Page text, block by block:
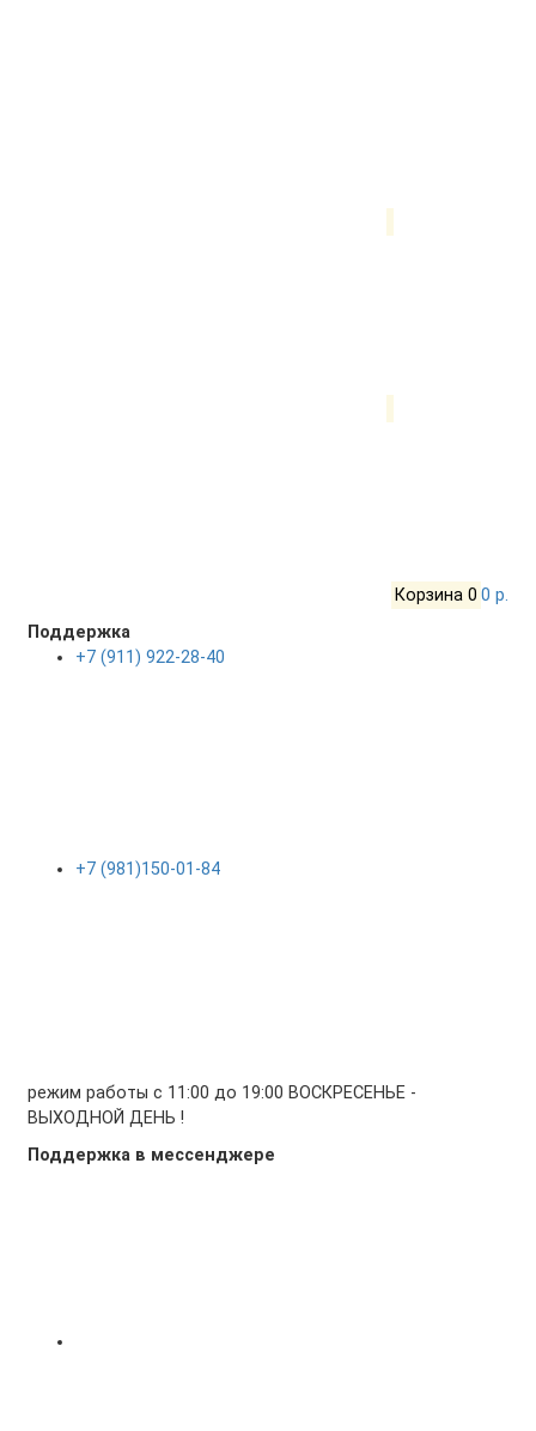
Корзина 0 0 р.
Поддержка
+7 (911) 922-28-40
+7 (981)150-01-84
режим работы с 11:00 до 19:00 ВОСКРЕСЕНЬЕ -
ВЫХОДНОЙ ДЕНЬ !
Поддержка в мессенджере